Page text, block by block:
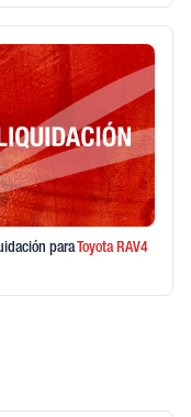
para ToyotaRAV4